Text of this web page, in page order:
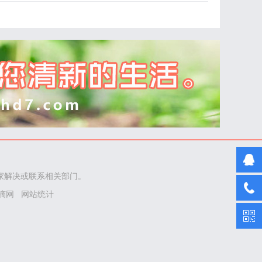
决或联系相关部门。
网
网站统计